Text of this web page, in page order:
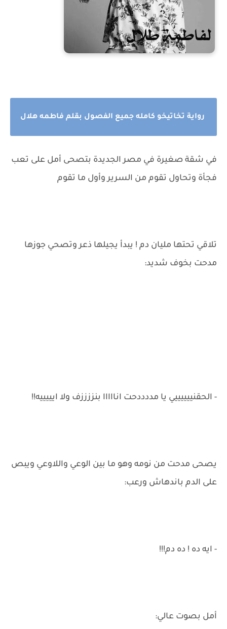
رواية تخاتيخو كامله جميع الفصول بقلم فاطمه هلال
في شقة صغيرة في مصر الجديدة بتصحى أمل على تعب
فجأة وتحاول تقوم من السرير وأول ما تقوم
تلاقي تحتها مليان دم ! يبدأ يجيلها ذعر وتصحي جوزها
مدحت بخوف شديد:
- الحقنييييييي يا مددددحت انااااا بنززززف ولا ايييييه!!
يصحى مدحت من نومه وهو ما بين الوعي واللاوعي ويبص
على الدم باندهاش ورعب:
- ايه ده ! ده دم!!!
أمل بصوت عالي: